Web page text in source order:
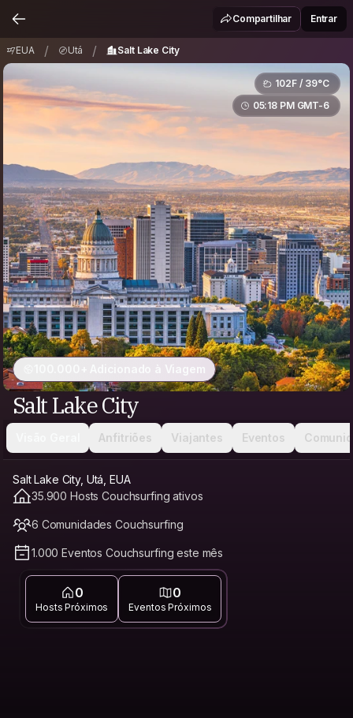
Compartilhar Entrar
EUA / Utá / Salt Lake City
102F / 39°C
05:18 PM GMT-6
100.000+ Adicionado à Viagem
Salt Lake City
Anfitriões Viajantes Eventos
Salt Lake City, Utá, EUA
35.900 Hosts Couchsurfing ativos
6 Comunidades Couchsurfing
1.000 Eventos Couchsurfing este mês
0
Hosts Próximos
0
Eventos Próximos